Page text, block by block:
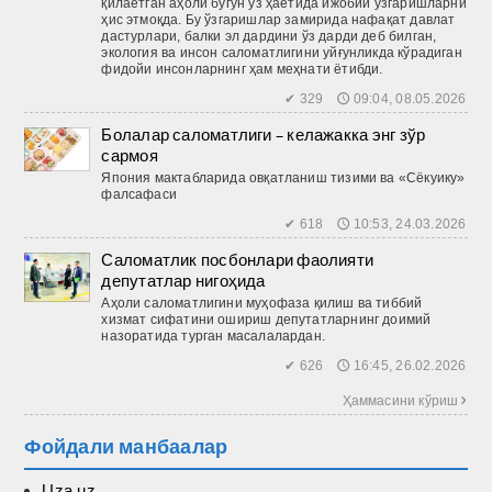
ҳис этмоқда. Бу ўзгаришлар замирида нафақат давлат
дастурлари, балки эл дардини ўз дарди деб билган,
экология ва инсон саломатлигини уйғунликда кўрадиган
фидойи инсонларнинг ҳам меҳнати ётибди.
✔ 329 🕔 09:04, 08.05.2026
Болалар саломатлиги – келажакка энг зўр
сармоя
Япония мактабларида овқатланиш тизими ва «Сёкуику»
фалсафаси
✔ 618 🕔 10:53, 24.03.2026
Саломатлик посбонлари фаолияти
депутатлар нигоҳида
Аҳоли саломатлигини муҳофаза қилиш ва тиббий
хизмат сифатини ошириш депутатларнинг доимий
назоратида турган масалалардан.
✔ 626 🕔 16:45, 26.02.2026
Ҳаммасини кўриш 
Фойдали манбаалар